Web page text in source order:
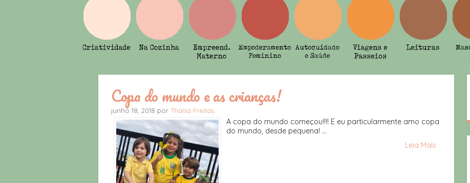
Copa do mundo e as crianças!
junho 18, 2018 por Thaísa Freitas
A copa do mundo começou!!!! E eu particularmente amo copa
do mundo, desde pequena! ...
Leia Mais